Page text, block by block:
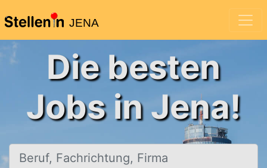
JENA
Die besten
Jobs in Jena!
Beruf, Fachrichtung, Firma